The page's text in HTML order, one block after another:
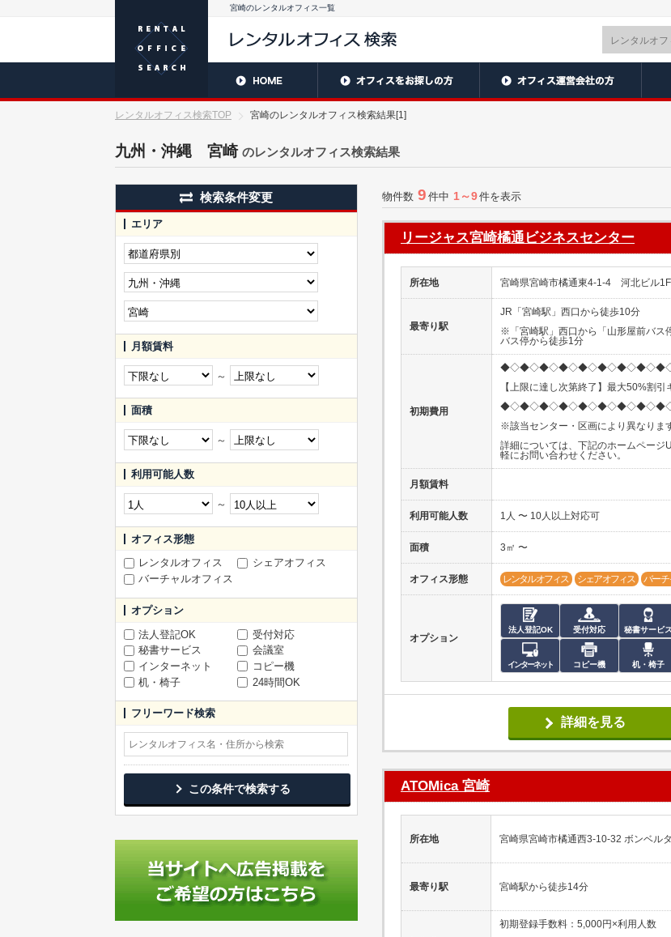
宮崎のレンタルオフィス一覧
レンタルオフィス検索TOP 宮崎のレンタルオフィス検索結果[1]
九州・沖縄 宮崎 のレンタルオフィス検索結果
検索条件変更
エリア
月額賃料
～
面積
～
利用可能人数
～
オフィス形態
レンタルオフィス
シェアオフィス
バーチャルオフィス
オプション
法人登記OK
受付対応
秘書サービス
会議室
インターネット
コピー機
机・椅子
24時間OK
フリーワード検索
この条件で検索する
物件数 9 件中 1～9件を表示
リージャス宮崎橘通ビジネスセンター
所在地 宮崎県宮崎市橘通東4-1-4 河北ビル
最寄り駅
JR「宮崎駅」西口から徒歩10分
※「宮崎駅」西口から「山形屋前バス
バス停から徒歩1分
初期費用
【上限に達し次第終了】最大50%割引
※該当センター・区画により異なりま
詳細については、下記のホームページ
軽にお問い合わせください。
月額賃料
利用可能人数 1人 〜 10人以上対応可
面積 3㎡ 〜
オフィス形態 レンタルオフィス シェアオフィス バーチ
オプション
法人登記OK 受付対応 秘書サービス
インターネット コピー機 机・椅子
詳細を見る
ATOMica 宮崎
所在地 宮崎県宮崎市橘通西3-10-32 ボンベル
最寄り駅 宮崎駅から徒歩14分
初期登録手数料：5,000円×利用人数